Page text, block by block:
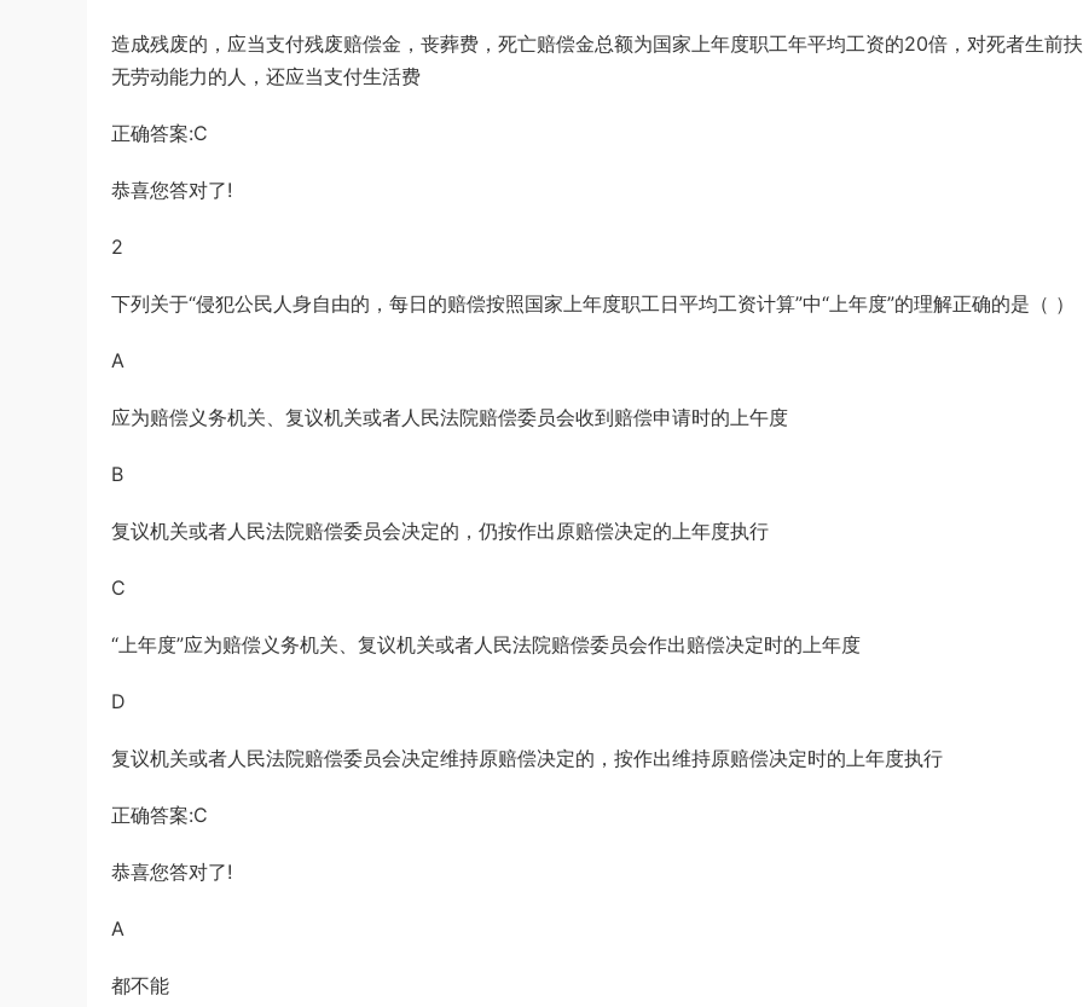
造成残废的，应当支付残废赔偿金，丧葬费，死亡赔偿金总额为国家上年度职工年平均工资的20倍，对死者生前
无劳动能力的人，还应当支付生活费
正确答案:C
恭喜您答对了!
2
下列关于“侵犯公民人身自由的，每日的赔偿按照国家上年度职工日平均工资计算”中“上年度”的理解正确的是（ ）
A
应为赔偿义务机关、复议机关或者人民法院赔偿委员会收到赔偿申请时的上午度
B
复议机关或者人民法院赔偿委员会决定的，仍按作出原赔偿决定的上年度执行
C
“上年度”应为赔偿义务机关、复议机关或者人民法院赔偿委员会作出赔偿决定时的上年度
D
复议机关或者人民法院赔偿委员会决定维持原赔偿决定的，按作出维持原赔偿决定时的上年度执行
正确答案:C
恭喜您答对了!
A
都不能